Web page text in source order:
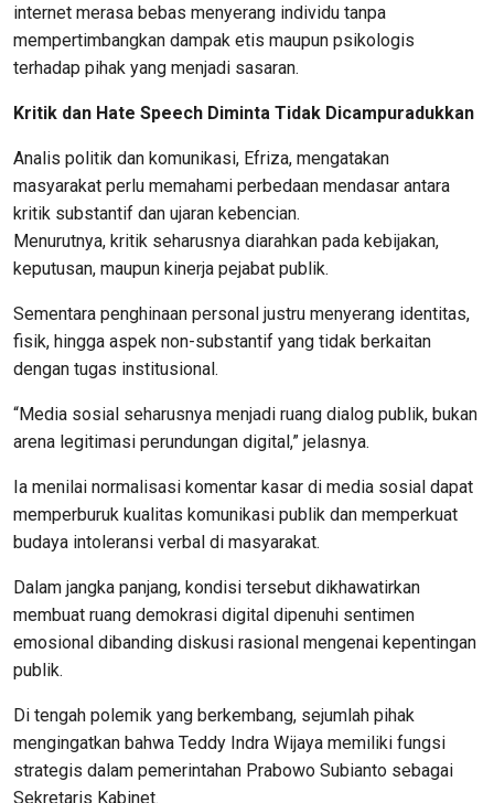
internet merasa bebas menyerang individu tanpa
mempertimbangkan dampak etis maupun psikologis
terhadap pihak yang menjadi sasaran.
Kritik dan Hate Speech Diminta Tidak Dicampuradukkan
Analis politik dan komunikasi, Efriza, mengatakan
masyarakat perlu memahami perbedaan mendasar antara
kritik substantif dan ujaran kebencian.
Menurutnya, kritik seharusnya diarahkan pada kebijakan,
keputusan, maupun kinerja pejabat publik.
Sementara penghinaan personal justru menyerang identitas,
fisik, hingga aspek non-substantif yang tidak berkaitan
dengan tugas institusional.
“Media sosial seharusnya menjadi ruang dialog publik, bukan
arena legitimasi perundungan digital,” jelasnya.
Ia menilai normalisasi komentar kasar di media sosial dapat
memperburuk kualitas komunikasi publik dan memperkuat
budaya intoleransi verbal di masyarakat.
Dalam jangka panjang, kondisi tersebut dikhawatirkan
membuat ruang demokrasi digital dipenuhi sentimen
emosional dibanding diskusi rasional mengenai kepentingan
publik.
Di tengah polemik yang berkembang, sejumlah pihak
mengingatkan bahwa Teddy Indra Wijaya memiliki fungsi
strategis dalam pemerintahan Prabowo Subianto sebagai
Sekretaris Kabinet.